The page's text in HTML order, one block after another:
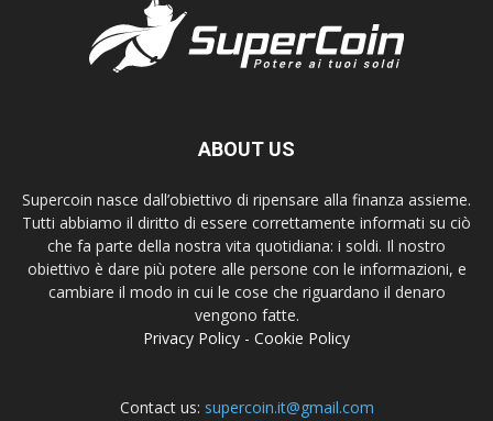
ABOUT US
Supercoin nasce dall’obiettivo di ripensare alla finanza assieme.
Tutti abbiamo il diritto di essere correttamente informati su ciò
che fa parte della nostra vita quotidiana: i soldi. Il nostro
obiettivo è dare più potere alle persone con le informazioni, e
cambiare il modo in cui le cose che riguardano il denaro
vengono fatte.
Privacy Policy - Cookie Policy
Contact us: supercoin.it@gmail.com